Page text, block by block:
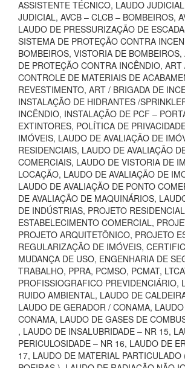
ASSISTENTE TÉCNICO, LAUDO
JUDICIAL, AVCB – CLCB – BOMBEIROS,
LAUDO DE PRESSURIZAÇÃO DE
SISTEMA DE PROTEÇÃO CONTRA
BOMBEIROS, VISTORIA DE
DE PROTEÇÃO CONTRA INCÊNDIO,
CONTROLE DE MATERIAIS DE
REVESTIMENTO, ART / BRIGADA DE
INSTALAÇÃO DE HIDRANTES /
INCÊNDIO, INSTALAÇÃO DE PCF –
EXTINTORES, POLÍTICA DE
IMÓVEIS, LAUDO DE AVALIAÇÃO DE
RESIDENCIAIS, LAUDO DE AVALIAÇÃO
COMERCIAIS, LAUDO DE VISTORIA DE
LOCAÇÃO, LAUDO DE AVALIAÇÃO DE
LAUDO DE AVALIAÇÃO DE PONTO
DE AVALIAÇÃO DE MAQUINÁRIOS,
DE INDÚSTRIAS, PROJETO
ESTABELECIMENTO COMERCIAL,
PROJETO ARQUITETÔNICO, PROJETO
REGULARIZAÇÃO DE IMÓVEIS,
MUDANÇA DE USO, ENGENHARIA DE
TRABALHO, PPRA, PCMSO, PCMAT,
PROFISSIOGRAFICO PREVIDENCIÁRIO,
RUIDO AMBIENTAL, LAUDO DE
LAUDO DE GERADOR / CONAMA,
CONAMA, LAUDO DE GASES DE
, LAUDO DE INSALUBRIDADE – NR 15,
PERICULOSIDADE – NR 16, LAUDO DE
17, LAUDO DE MATERIAL PARTICULADO